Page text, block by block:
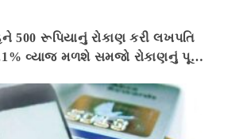
500 રૂપિયાનું રોકાણ કરી લખપતિ
વ્યાજ મળશે સમજો રોકાણનું પૂરું